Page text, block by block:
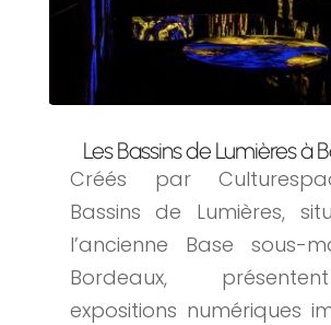
Les Bassins de Lumières à
Créés par
Bassins de Lumières,
l’ancienne Base sous-
Bordeaux,
expositions numériques